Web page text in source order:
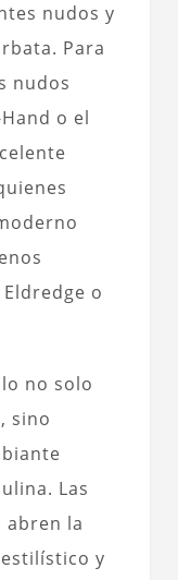
nudos y
Para
nudos
o el
o
no solo
sino
Las
abren la
y